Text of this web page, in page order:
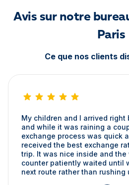
Avis sur notre
Paris
Ce que nos clients
My children and I arrived right
and while it was raining a
exchange process was quick
received the best exchange
trip. It was nice inside and the
counter patiently waited until
next route rather than rushing